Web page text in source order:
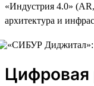
«Индустрия 4.0»
архитектура и
Цифровая